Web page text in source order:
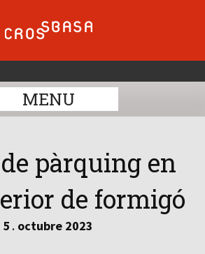
MENU
pàrquing en
de formigó
5 . octubre 2023